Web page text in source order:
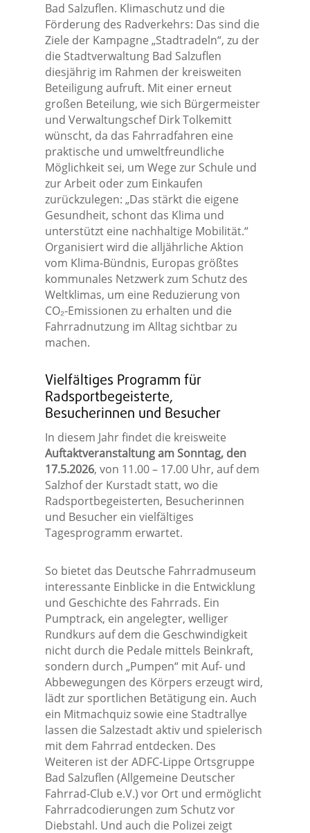
Bad Salzuflen. Klimaschutz und die
Förderung des Radverkehrs: Das sind die
Ziele der Kampagne „Stadtradeln“, zu der
die Stadtverwaltung Bad Salzuflen
diesjährig im Rahmen der kreisweiten
Beteiligung aufruft. Mit einer erneut
großen Beteilung, wie sich Bürgermeister
und Verwaltungschef Dirk Tolkemitt
wünscht, da das Fahrradfahren eine
praktische und umweltfreundliche
Möglichkeit sei, um Wege zur Schule und
zur Arbeit oder zum Einkaufen
zurückzulegen: „Das stärkt die eigene
Gesundheit, schont das Klima und
unterstützt eine nachhaltige Mobilität.“
Organisiert wird die alljährliche Aktion
vom Klima-Bündnis, Europas größtes
kommunales Netzwerk zum Schutz des
Weltklimas, um eine Reduzierung von
CO₂-Emissionen zu erhalten und die
Fahrradnutzung im Alltag sichtbar zu
machen.
Vielfältiges Programm für
Radsportbegeisterte,
Besucherinnen und Besucher
In diesem Jahr findet die kreisweite
Auftaktveranstaltung am Sonntag, den
17.5.2026, von 11.00 – 17.00 Uhr, auf dem
Salzhof der Kurstadt statt, wo die
Radsportbegeisterten, Besucherinnen
und Besucher ein vielfältiges
Tagesprogramm erwartet.
So bietet das Deutsche Fahrradmuseum
interessante Einblicke in die Entwicklung
und Geschichte des Fahrrads. Ein
Pumptrack, ein angelegter, welliger
Rundkurs auf dem die Geschwindigkeit
nicht durch die Pedale mittels Beinkraft,
sondern durch „Pumpen“ mit Auf- und
Abbewegungen des Körpers erzeugt wird,
lädt zur sportlichen Betätigung ein. Auch
ein Mitmachquiz sowie eine Stadtrallye
lassen die Salzestadt aktiv und spielerisch
mit dem Fahrrad entdecken. Des
Weiteren ist der ADFC-Lippe Ortsgruppe
Bad Salzuflen (Allgemeine Deutscher
Fahrrad-Club e.V.) vor Ort und ermöglicht
Fahrradcodierungen zum Schutz vor
Diebstahl. Und auch die Polizei zeigt